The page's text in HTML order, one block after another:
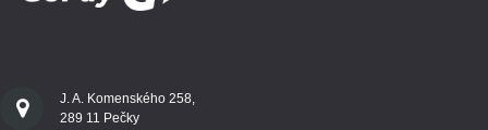
J. A. Komenského 258,
289 11 Pečky